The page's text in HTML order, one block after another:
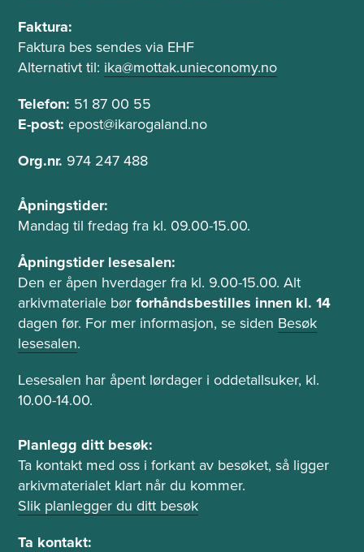
g
t
e
e
f
n
Faktura:
Faktura bes sendes via EHF
Alternativt til: ika@mottak.unieconomy.no
Telefon: 51 87 00 55
E-post: epost@ikarogaland.no
Org.nr. 974 247 488
Å
p
i
n
g
s
t
d
e
o
g
e
s
e
Åpningstider:
Mandag til fredag fra kl. 09.00-15.00.
Åpningstider lesesalen:
Den er åpen hverdager fra kl. 9.00-15.00. Alt
arkivmateriale børforhåndsbestilles innen kl. 14
dagen før. For mer informasjon, se siden Besøk
lesesalen.
Lesesalen har åpent lørdager i oddetallsuker, kl.
10.00-14.00.
P
l
a
n
l
e
Planlegg ditt besøk:
Ta kontakt med oss i forkant av besøket, så ligger
arkivmaterialet klart når du kommer.
Slik planlegger du ditt besøk
Ta kontakt: